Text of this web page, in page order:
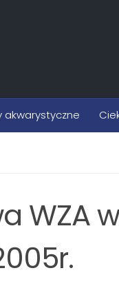
akwarystyczne
WZA